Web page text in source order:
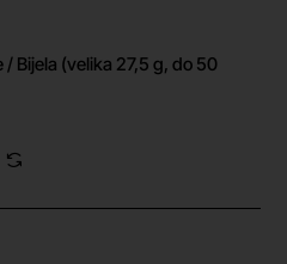
Bijela (velika 27,5 g, do 50